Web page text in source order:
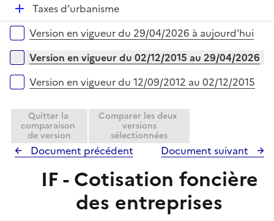
r
e
r
D
é
p
e
Taxes d’urbanisme
Versions sur la période
Version en vigueur du 29/04/2026 à aujourd'hui
Version en vigueur du 02/12/2015 au 29/04/2026
Version en vigueur du 12/09/2012 au 02/12/2015
Quitter la
comparaison
de version
Comparer les deux
versions
sélectionnées
Document précédent Document suivant
IF - Cotisation foncière
des entreprises